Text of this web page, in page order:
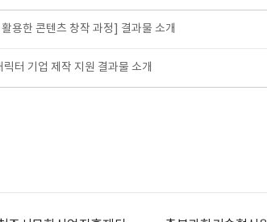
용한 콘텐츠 창작 과정] 결과물 소개
터 기업 제작 지원 결과물 소개